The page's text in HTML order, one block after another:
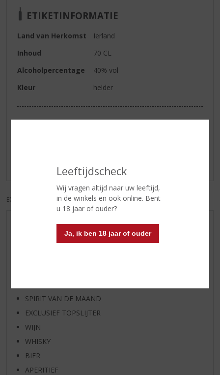
Leeftijdscheck
Wij vragen altijd naar uw leeftijd,
in de winkels en ook online. Bent
u 18 jaar of ouder?
Ja, ik ben 18 jaar of ouder
ETIKETINFORMATIE
Land van Herkomst
Ierland
Inhoud
70 CL
Alcoholpercentage
40% vol
Kleur
helder
EXCL. BTW INCL. BTW
AANBIEDINGEN
WIJN VAN DE MAAND
SPIRIT VAN DE MAAND
EXCLUSIEF TOPSLIJTER
WIJN
WHISKY
BIER
APERITIEF